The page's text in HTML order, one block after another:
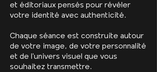
et éditoriaux pensés pour révéler
votre identité avec authenticité.
Chaque séance est construite autour
de votre image, de votre personnalité
et de l’univers visuel que vous
souhaitez transmettre.